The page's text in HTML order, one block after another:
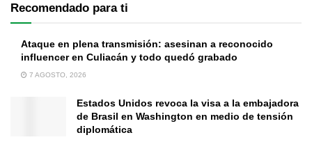
Recomendado para ti
Ataque en plena transmisión: asesinan a reconocido
influencer en Culiacán y todo quedó grabado
7 AGOSTO, 2026
Estados Unidos revoca la visa a la embajadora
de Brasil en Washington en medio de tensión
diplomática